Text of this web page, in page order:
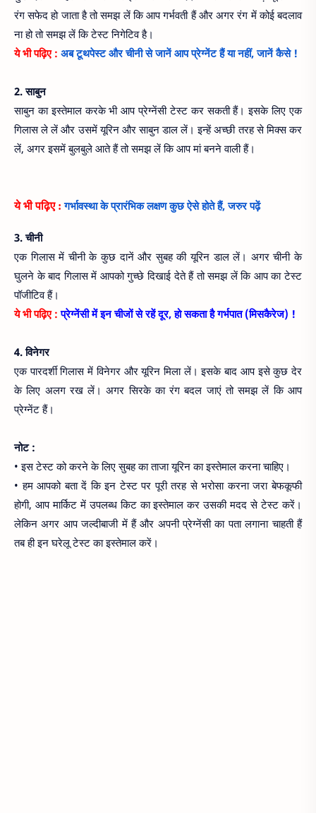
रंग सफेद हो जाता है तो समझ लें कि आप गर्भवती हैं और अगर रंग में कोई बदलाव
ना हो तो समझ लें कि टेस्ट निगेटिव है।
ये भी पढ़िए : अब टूथपेस्ट और चीनी से जानें आप प्रेग्नेंट हैं या नहीं, जानें कैसे !
2. साबुन
साबुन का इस्तेमाल करके भी आप प्रेग्नेंसी टेस्ट कर सकती हैं। इसके लिए एक
गिलास ले लें और उसमें यूरिन और साबुन डाल लें। इन्हें अच्छी तरह से मिक्स कर
लें, अगर इसमें बुलबुले आते हैं तो समझ लें कि आप मां बनने वाली हैं।
ये भी पढ़िए : गर्भावस्था के प्रारंभिक लक्षण कुछ ऐसे होते हैं, जरुर पढ़ें
3. चीनी
एक गिलास में चीनी के कुछ दानें और सुबह की यूरिन डाल लें। अगर चीनी के
घुलने के बाद गिलास में आपको गुच्छे दिखाई देते हैं तो समझ लें कि आप का टेस्ट
पॉजीटिव हैं।
ये भी पढ़िए :प्रेग्‍नेंसी में इन चीजों से रहें दूर, हो सकता है गर्भपात (मिसकैरेज) !
4. विनेगर
एक पारदर्शी गिलास में विनेगर और यूरिन मिला लें। इसके बाद आप इसे कुछ देर
के लिए अलग रख लें। अगर सिरके का रंग बदल जाएं तो समझ लें कि आप
प्रेग्नेंट हैं।
नोट :
• इस टेस्ट को करने के लिए सुबह का ताजा यूरिन का इस्तेमाल करना चाहिए।
• हम आपको बता दें कि इन टेस्ट पर पूरी तरह से भरोसा करना जरा बेफकूफी
होगी, आप मार्किट में उपलब्ध किट का इस्तेमाल कर उसकी मदद से टेस्ट करें।
लेकिन अगर आप जल्दीबाजी में हैं और अपनी प्रेग्नेंसी का पता लगाना चाहती हैं
तब ही इन घरेलू टेस्ट का इस्तेमाल करें।